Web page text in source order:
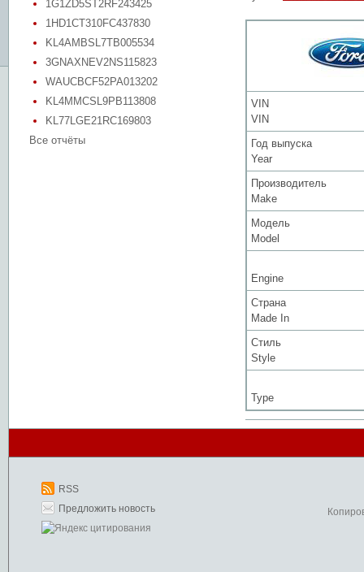
1G1ZD5ST2RF243425
1HD1CT310FC437830
KL4AMBSL7TB005534
3GNAXNEV2NS115823
WAUCBCF52PA013202
KL4MMCSL9PB113808
KL77LGE21RC169803
Все отчёты
VIN
VIN
Год выпуска
Year
Производитель
Make
Модель
Model
Engine
Страна
Made In
Стиль
Style
Type
RSS
Предложить новость